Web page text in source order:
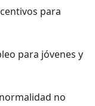
para
para jóvenes y
no